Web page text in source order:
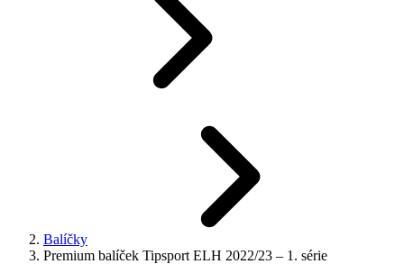
Balíčky
Premium balíček Tipsport ELH 2022/23 – 1. série